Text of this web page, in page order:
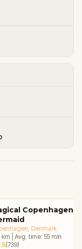
Copenhagen:
, Denmark
km Avg. time: 55 min
(739)